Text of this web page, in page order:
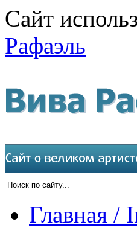
Сайт
Рафаэль
Главная /